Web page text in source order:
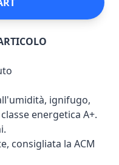
ignifugo,
energetica A+.
consigliata la ACM